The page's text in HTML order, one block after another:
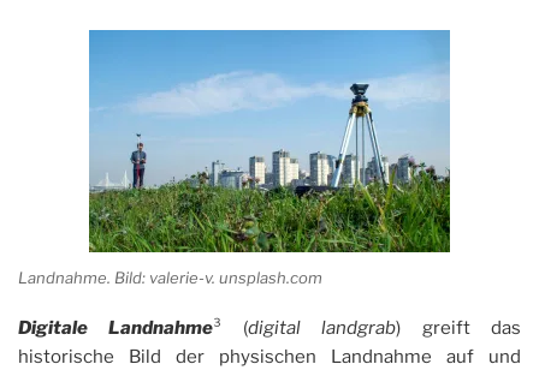
Landnahme. Bild: valerie-v. unsplash.com
Digitale Landnahme³ (digital landgrab) greift das
historische Bild der physischen Landnahme auf und